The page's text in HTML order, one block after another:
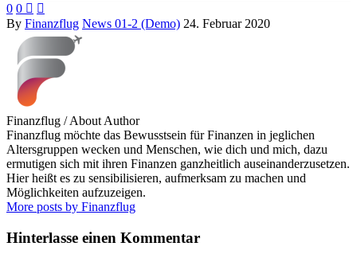
0 0  
By Finanzflug News 01-2 (Demo) 24. Februar 2020
Finanzflug / About Author
Finanzflug möchte das Bewusstsein für Finanzen in jeglichen
Altersgruppen wecken und Menschen, wie dich und mich, dazu
ermutigen sich mit ihren Finanzen ganzheitlich auseinanderzusetzen.
Hier heißt es zu sensibilisieren, aufmerksam zu machen und
Möglichkeiten aufzuzeigen.
More posts by Finanzflug
Hinterlasse einen Kommentar